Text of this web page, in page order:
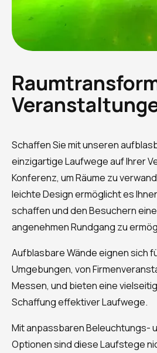
Schaffen Sie mit unseren
einzigartige Laufwege auf Ihrer
Konferenz, um Räume zu
leichte Design ermöglicht es
schaffen und den Besuchern
angenehmen Rundgang zu
Aufblasbare Wände eignen sich
Umgebungen, von
Messen, und bieten eine
Schaffung effektiver Laufwege.
Mit anpassbaren Beleuchtungs-
Optionen sind diese Laufstege